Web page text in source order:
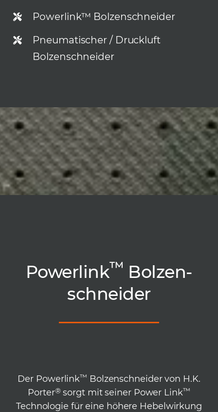
Powerlink™ Bolzenschneider
Pneumatischer / Druckluft
Bolzenschneider
Power­link™ Bolzen­
schnei­der
Der Powerlink™ Bolzenschneider von H.K.
Porter®sorgt mit seiner Power Link™
Technologie für eine höhere Hebelwirkung